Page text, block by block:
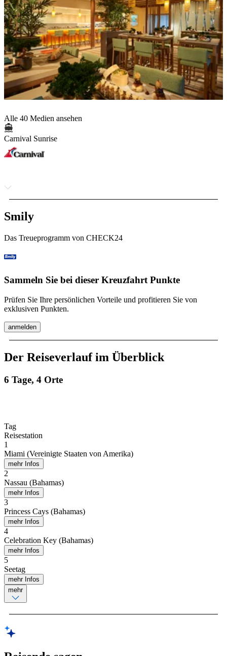
Alle 40 Medien ansehen
Carnival Sunrise
Smily
Das Treueprogramm von CHECK24
Sammeln Sie bei dieser Kreuzfahrt Punkte
Prüfen Sie Ihre persönlichen Vorteile und profitieren Sie von
exklusiven Punkten.
anmelden
Der Reiseverlauf im Überblick
6 Tage, 4 Orte
Tag
Reisestation
1
Miami (Vereinigte Staaten von Amerika)
mehr Infos
2
Nassau (Bahamas)
mehr Infos
3
Princess Cays (Bahamas)
mehr Infos
4
Celebration Key (Bahamas)
mehr Infos
5
Seetag
mehr Infos
mehr